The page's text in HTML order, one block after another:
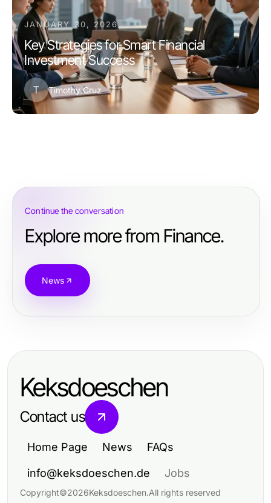
JANUARY 30, 2026
Key Strategies for Smart Financial
Investment Success
T Timothy Cruz
Continue the conversation
Explore more from Finance.
News
Keksdoeschen
Contact us
Home Page News FAQs
info@keksdoeschen.de Jobs
Copyright©2026Keksdoeschen.All rights reserved